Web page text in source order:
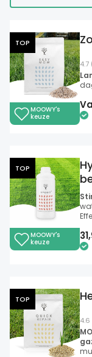
TOP
MOOWY's
keuze
4.7
TOP
MOOWY's
keuze
TOP
4.6